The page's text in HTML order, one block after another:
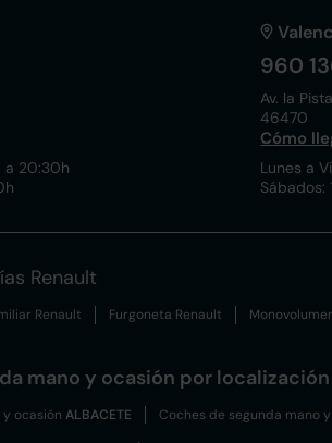
a 20:30h
960
Av. la
46470
Cómo
Lunes a
Sábados:
Renault
Renault Furgoneta Renault
mano y ocasión por localización
ocasión ALBACETE Coches de segunda mano